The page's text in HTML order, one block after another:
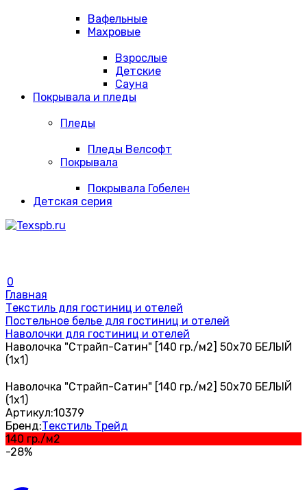
Вафельные
Махровые
Взрослые
Детские
Сауна
Покрывала и пледы
Пледы
Пледы Велсофт
Покрывала
Покрывала Гобелен
Детская серия
0
Главная
Текстиль для гостиниц и отелей
Постельное белье для гостиниц и отелей
Наволочки для гостиниц и отелей
Наволочка "Страйп-Сатин" [140 гр./м2] 50х70 БЕЛЫЙ
(1х1)
Наволочка "Страйп-Сатин" [140 гр./м2] 50х70 БЕЛЫЙ
(1х1)
Артикул:10379
Бренд:Текстиль Трейд
140 гр./м2
-28%